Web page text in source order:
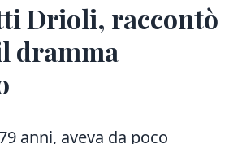
Drioli, raccontò
dramma
anni, aveva da poco